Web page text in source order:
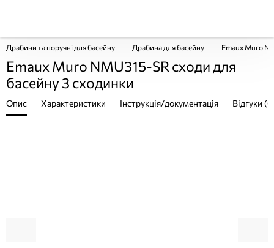
Драбини та поручні для басейну Драбина для басейну Emaux Muro
Emaux Muro NMU315-SR сходи для
басейну 3 сходинки
Опис Характеристики Інструкція/документація Відгуки